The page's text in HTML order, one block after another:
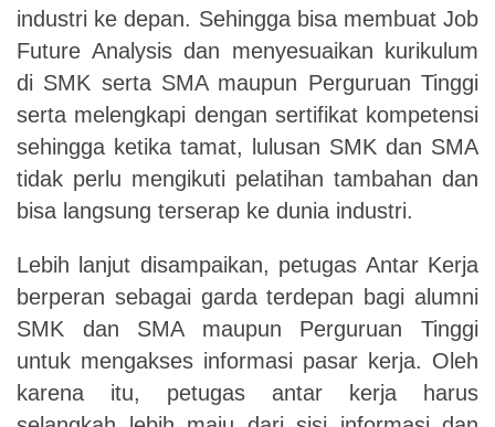
industri ke depan. Sehingga bisa membuat Job
Future Analysisdan menyesuaikan kurikulum
di SMK serta SMA maupun Perguruan Tinggi
serta melengkapi dengan sertifikat kompetensi
sehingga ketika tamat, lulusan SMK dan SMA
tidak perlu mengikuti pelatihan tambahan dan
bisa langsung terserap ke dunia industri.
Lebih lanjut disampaikan, petugas Antar Kerja
berperan sebagai garda terdepan bagi alumni
SMK dan SMA maupun Perguruan Tinggi
untuk mengakses informasi pasar kerja. Oleh
karena itu, petugas antar kerja harus